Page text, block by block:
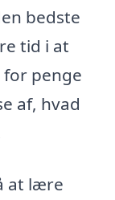
bedste
tid i at
penge
af, hvad
at lære